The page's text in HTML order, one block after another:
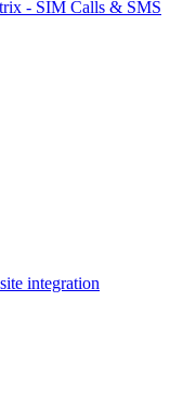
- SIM Calls & SMS
integration